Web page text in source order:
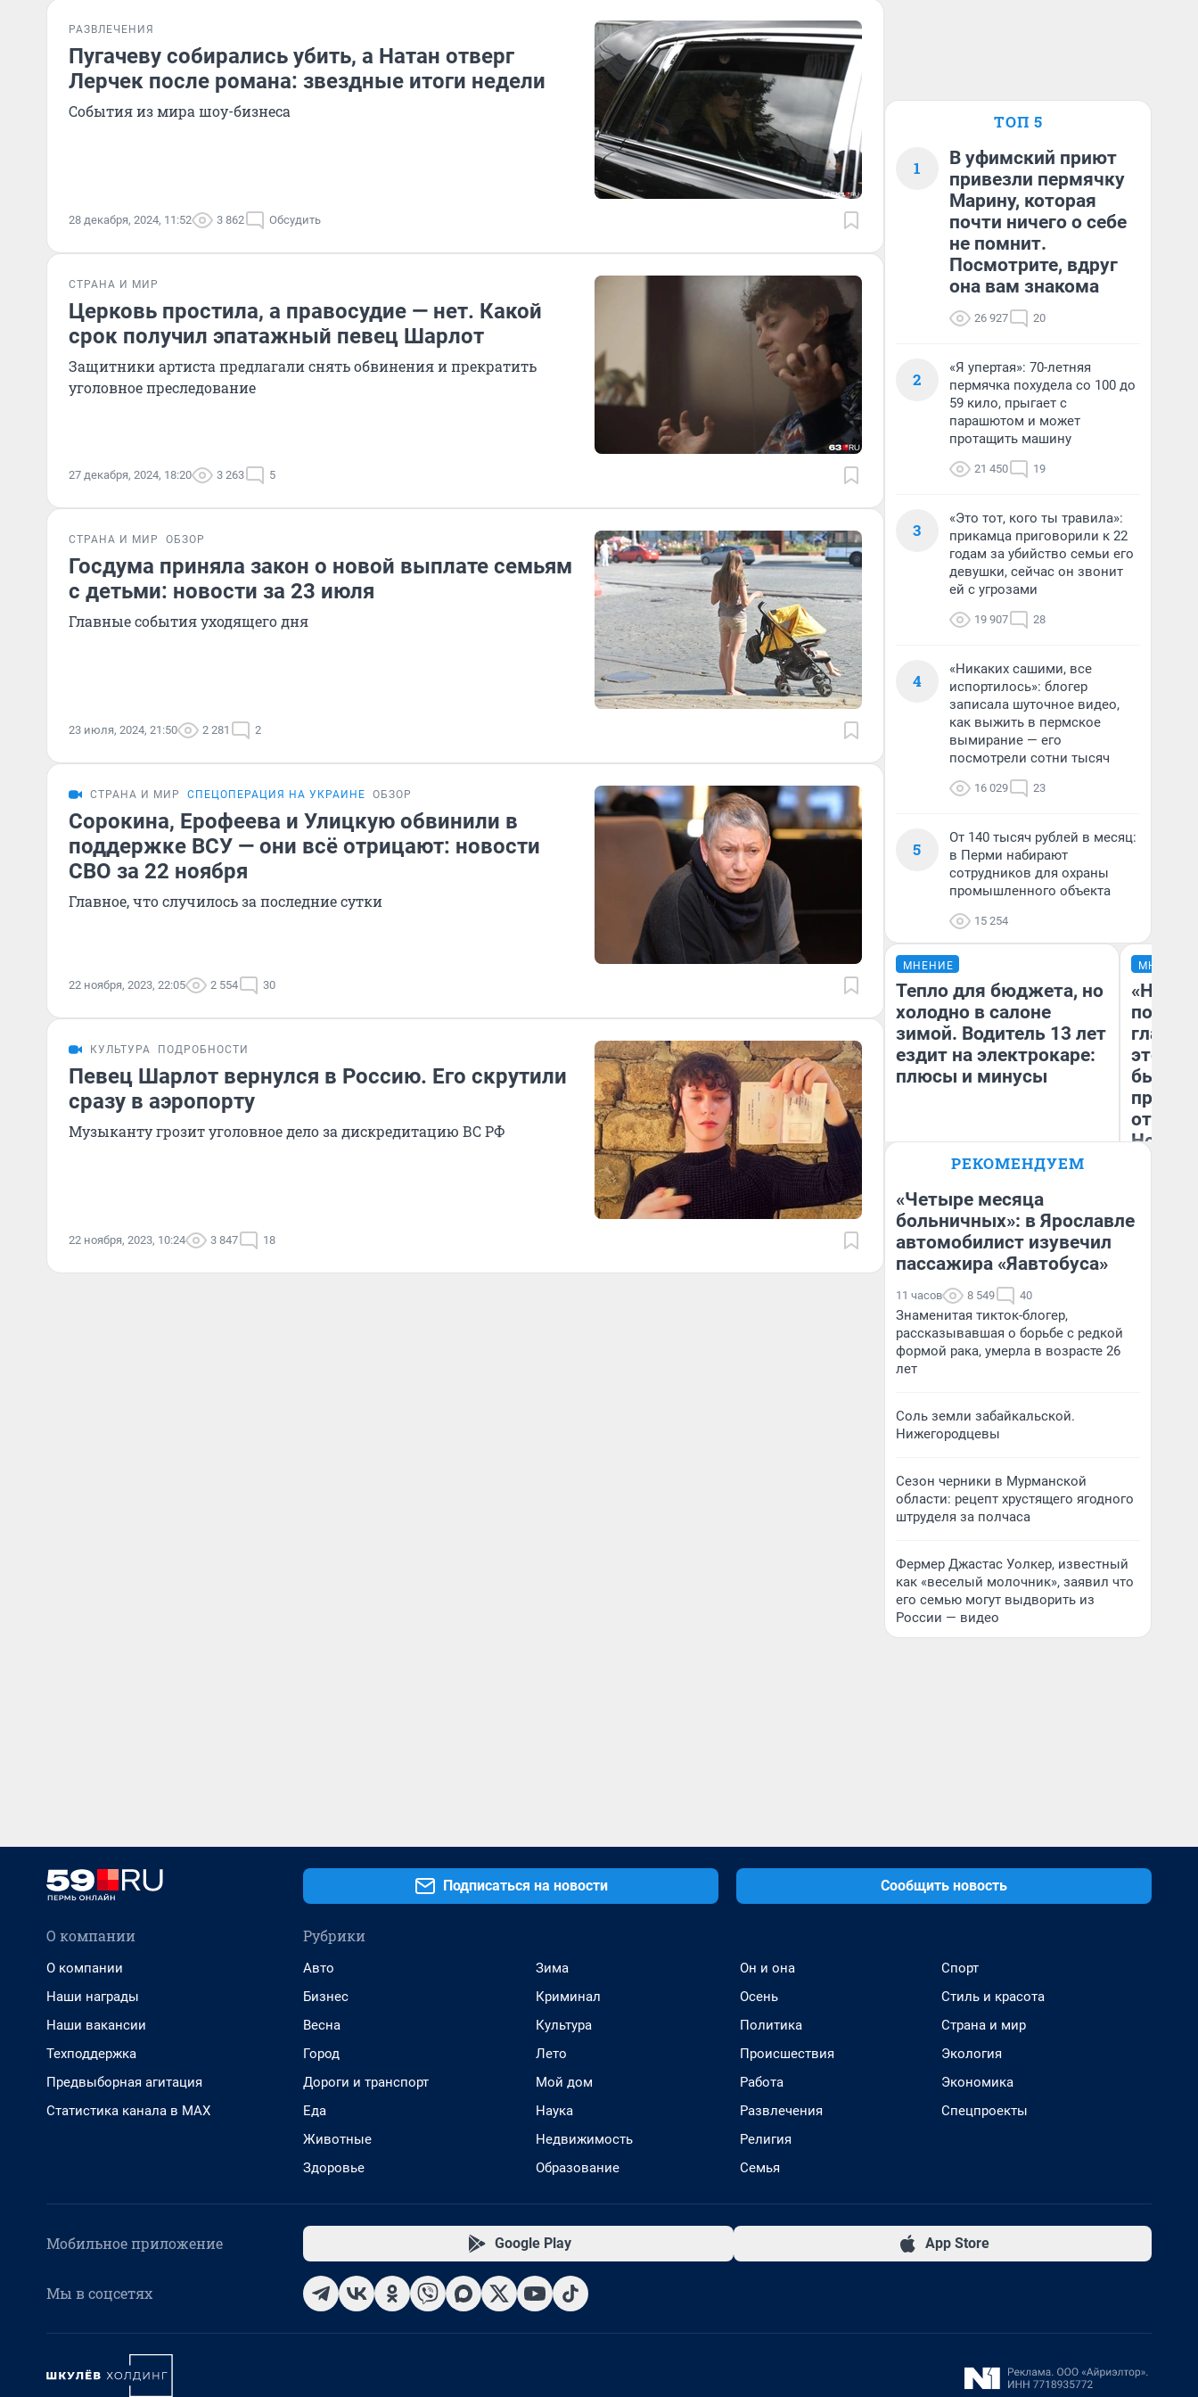
РАЗВЛЕЧЕНИЯ
Пугачеву собирались убить, а Натан отверг
Лерчек после романа: звездные итоги недели
События из мира шоу-бизнеса
28 декабря, 2024, 11:52 3 862 Обсудить
СТРАНА И МИР
Церковь простила, а правосудие — нет. Какой
срок получил эпатажный певец Шарлот
Защитники артиста предлагали снять обвинения и прекратить
уголовное преследование
27 декабря, 2024, 18:20 3 263 5
СТРАНА И МИР ОБЗОР
Госдума приняла закон о новой выплате семьям
с детьми: новости за 23 июля
Главные события уходящего дня
23 июля, 2024, 21:50 2 281 2
СТРАНА И МИР СПЕЦОПЕРАЦИЯ НА УКРАИНЕ ОБЗОР
Сорокина, Ерофеева и Улицкую обвинили в
поддержке ВСУ — они всё отрицают: новости
СВО за 22 ноября
Главное, что случилось за последние сутки
22 ноября, 2023, 22:05 2 554 30
КУЛЬТУРА ПОДРОБНОСТИ
Певец Шарлот вернулся в Россию. Его скрутили
сразу в аэропорту
Музыканту грозит уголовное дело за дискредитацию ВС РФ
22 ноября, 2023, 10:24 3 847 18
ТОП 5
1
В уфимский приют
привезли пермячку
Марину, которая
почти ничего о себе
не помнит.
Посмотрите, вдруг
она вам знакома
26 927 20
2
«Я упертая»: 70-летняя
пермячка похудела со 100 до
59 кило, прыгает с
парашютом и может
протащить машину
21 450 19
3
«Это тот, кого ты травила»:
прикамца приговорили к 22
годам за убийство семьи его
девушки, сейчас он звонит
ей с угрозами
19 907 28
4
«Никаких сашими, все
испортилось»: блогер
записала шуточное видео,
как выжить в пермское
вымирание — его
посмотрели сотни тысяч
16 029 23
5
От 140 тысяч рублей в месяц:
в Перми набирают
сотрудников для охраны
промышленного объекта
15 254
МНЕНИЕ
Тепло для бюджета, но
холодно в салоне
зимой. Водитель 13 лет
ездит на электрокаре:
плюсы и минусы
Денис Дедюхин
МНЕНИЕ
этого
бьет
отзыв
Нолана
РЕКОМЕНДУЕМ
«Четыре месяца
больничных»: в Ярославле
автомобилист изувечил
пассажира «Яавтобуса»
11 часов 8 549 40
Знаменитая тикток-блогер,
рассказывавшая о борьбе с редкой
формой рака, умерла в возрасте 26
лет
Соль земли забайкальской.
Нижегородцевы
Сезон черники в Мурманской
области: рецепт хрустящего ягодного
штруделя за полчаса
Фермер Джастас Уолкер, известный
как «веселый молочник», заявил что
его семью могут выдворить из
России — видео
Подписаться на новости Сообщить новость
О компании
О компании
Наши награды
Наши вакансии
Техподдержка
Предвыборная агитация
Статистика канала в MAX
Рубрики
Авто
Бизнес
Весна
Город
Дороги и транспорт
Еда
Животные
Здоровье
Зима
Криминал
Культура
Лето
Мой дом
Наука
Недвижимость
Образование
Он и она
Осень
Политика
Происшествия
Работа
Развлечения
Религия
Семья
Спорт
Стиль и красота
Страна и мир
Экология
Экономика
Спецпроекты
Мобильное приложение Google Play App Store
Мы в соцсетях